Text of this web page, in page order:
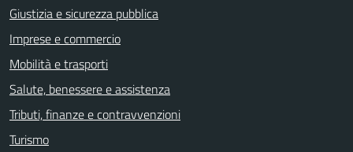
Giustizia e sicurezza pubblica
Imprese e commercio
Mobilità e trasporti
Salute, benessere e assistenza
Tributi, finanze e contravvenzioni
Turismo